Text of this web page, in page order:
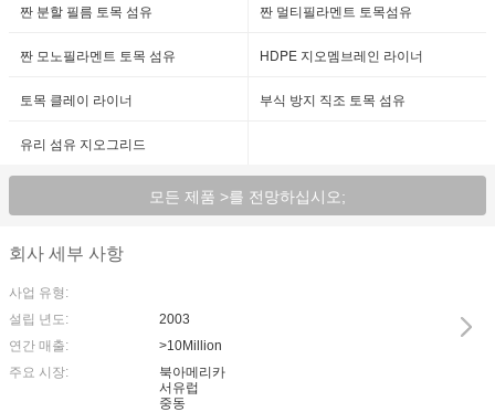
짠 분할 필름 토목 섬유 짠 멀티필라멘트 토목섬유
짠 모노필라멘트 토목 섬유 HDPE 지오멤브레인 라이너
토목 클레이 라이너 부식 방지 직조 토목 섬유
유리 섬유 지오그리드
모든 제품 >를 전망하십시오;
회사 세부 사항
사업 유형:
설립 년도:
2003
연간 매출:
>10Million
주요 시장:
북아메리카
서유럽
중동